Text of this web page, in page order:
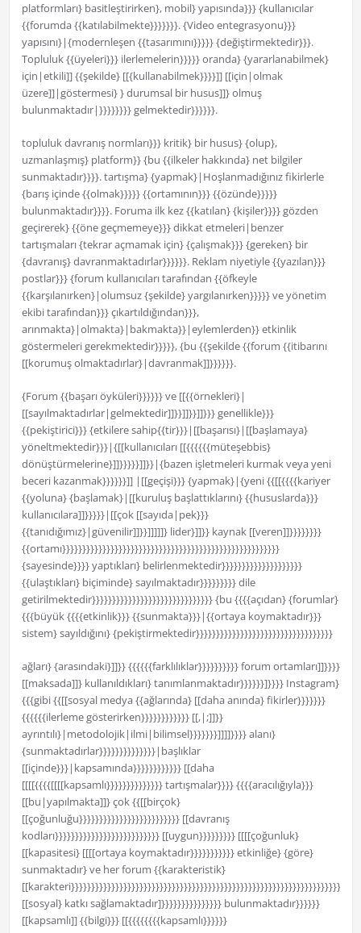
platformları} basitleştirirken}, mobil} yapısında}}} {kullanıcılar
{{forumda {{katılabilmekte}}}}}}}. {Video entegrasyonu}}}
yapısını}|{modernleşen {{tasarımını}}}}} {değiştirmektedir}}}.
Topluluk {{üyeleri}}} ilerlemelerin}}}}} oranda} {yararlanabilmek}
için|etkili]] {{şekilde} [[{kullanabilmek}}}}]] [[için|olmak
üzere]]|göstermesi} } durumsal bir husus]]} olmuş
bulunmaktadır|}}}}}}}} gelmektedir}}}}}}.
topluluk davranış normları}}} kritik} bir husus} {olup},
uzmanlaşmış} platform}} {bu {{ilkeler hakkında} net bilgiler
sunmaktadır}}}}. tartışma} {yapmak}|Hoşlanmadığınız fikirlerle
{barış içinde {{olmak}}}}} {{ortamının}}} {{özünde}}}}}
bulunmaktadır}}}}. Foruma ilk kez {{katılan} {kişiler}}}} gözden
geçirerek} {{öne geçmemeye}}} dikkat etmeleri|benzer
tartışmaları {tekrar açmamak için} {çalışmak}}} {gereken} bir
{davranış} davranmaktadırlar}}}}}}. Reklam niyetiyle {{yazılan}}}
postlar}}} {forum kullanıcıları tarafından {{öfkeyle
{{karşılanırken}|olumsuz {şekilde} yargılanırken}}}}} ve yönetim
ekibi tarafından}}} çıkartıldığından}}},
arınmakta}|olmakta}|bakmakta}}|eylemlerden}} etkinlik
göstermeleri gerekmektedir}}}}}, {bu {{şekilde {{forum {{itibarını
[[korumuş olmaktadırlar}|davranmak]]}}}}}}.
{Forum {{başarı öyküleri}}}}}} ve [[{{örnekleri}|
[[sayılmaktadırlar|gelmektedir]]}}]]}}]]}}} genellikle}}}
{{pekiştirici}}} {etkilere sahip{{tir}}}|[[başarısı}|[[başlamaya}
yöneltmektedir}}}|{[[kullanıcıları [[{{{{{{müteşebbis}
dönüştürmelerine}]]}}}}}]]}}|{bazen işletmeleri kurmak veya yeni
beceri kazanmak}}}}}}]] |[[geçişi}}} {yapmak}|{yeni {{[[{{{{kariyer
{{yoluna} {başlamak}|[[kuruluş başlattıklarını} {{hususlarda}}}
kullanıcılara]]}}}}}|[[çok [[sayıda|pek}}}
{{tanıdığımız}|güvenilir]]}}]]]]]} lider}]]}} kaynak [[veren]]}}}}}}}}
{{ortamı}}}}}}}}}}}}}}}}}}}}}}}}}}}}}}}}}}}}}}}}}}}}}}}}}}}}}}
{sayesinde}}}} yaptıkları} belirlenmektedir}}}}}}}}}}}}}}}}}}}}
{{ulaştıkları} biçiminde} sayılmaktadır}}}}}}}}} dile
getirilmektedir}}}}}}}}}}}}}}}}}}}}}}}}}}}}}} {bu {{{{açıdan} {forumlar}
{{{büyük {{{{etkinlik}}} {{sunmakta}}}|{{ortaya koymaktadır}}}
sistem} sayıldığını} {pekiştirmektedir}}}}}}}}}}}}}}}}}}}}}}}}}}}}}}}}}}
ağları} {arasındaki}]]}} {{{{{{farklılıklar}}}}}}}}}} forum ortamları]]}}}}
[[maksada]]} kullanıldıkları} tanımlanmaktadır}}}}}}]}}}} Instagram}
{{{gibi {{[[sosyal medya {{ağlarında} [[daha anında} fikirler}}}}}}}
{{{{{{ilerleme gösterirken}}}}}}}}}}}} [[,|;]]}}
ayrıntılı}|metodolojik|ilmi|bilimsel}}}}}}}]]]]}}}} alanı}
{sunmaktadırlar}}}}}}}}}}}}}}|başlıklar
[[içinde}}}|kapsamında}}}}}}}}}}}} [[daha
[[[[{{{{[[[[kapsamlı}}}}}}}}}}}}}} tartışmalar}}}} {{{{aracılığıyla}}}
[[bu|yapılmakta]]} çok {{[[birçok}
[[çoğunluğu}}}}}}}}}}}}}}}}}}}}}}}}} [[davranış
kodları}}}}}}}}}}}}}}}}}}}}}}}}}} [[uygun}}}}}}}}} [[[[çoğunluk}
[[kapasitesi} [[[[ortaya koymaktadır}}}}}}}}}}} etkinliğe} {göre}
sunmaktadır} ve her forum {{karakteristik}
[[sosyal} katkı sağlamaktadır]}}}}}}}}}}}}}}} bulunmaktadır}}}}}}
[[kapsamlı]] {{bilgi}}} [[{{{{{{{{kapsamlı}}}}}}